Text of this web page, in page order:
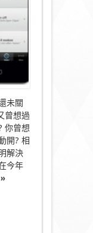
未關
曾想過
你曾想
開? 相
解決
今年